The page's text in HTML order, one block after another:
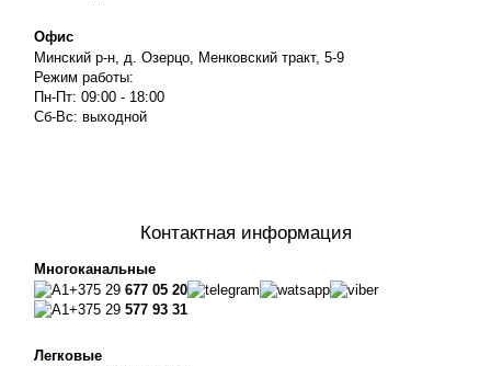
Офис
Минский р-н, д. Озерцо, Менковский тракт, 5-9
Режим работы:
Пн-Пт: 09:00 - 18:00
Сб-Вс: выходной
Контактная информация
Многоканальные
+375 29 677 05 20
+375 29 577 93 31
Легковые